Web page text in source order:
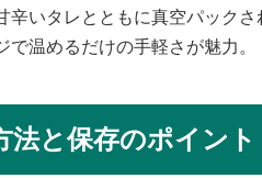
辛いタレとともに真空パック
で温めるだけの手軽さが魅力。
法と保存のポイント